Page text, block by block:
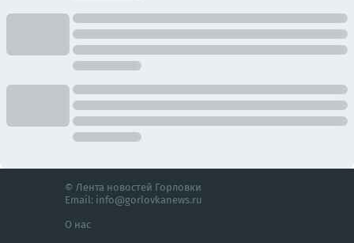
© Лента новостей Горловки
Email: info@gorlovkanews.ru
О нас